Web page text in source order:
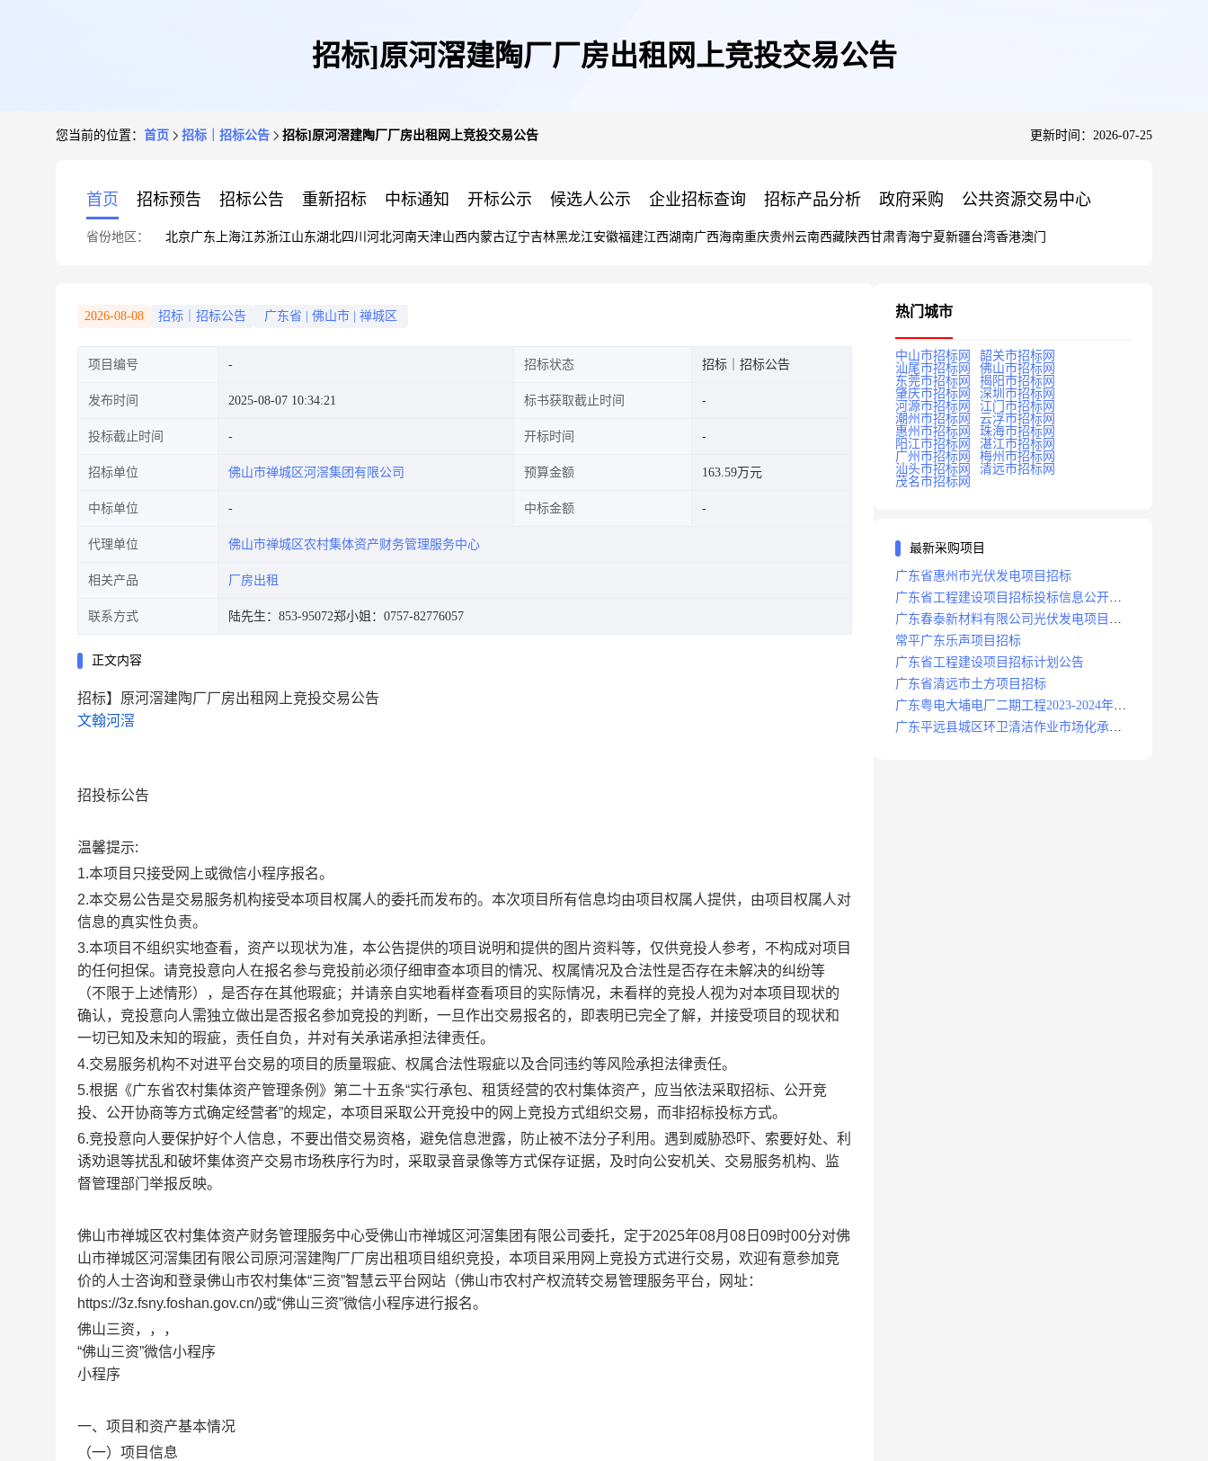
招标]原河滘建陶厂厂房出租网上竞投交易公告
您当前的位置： 首页 招标｜招标公告 招标]原河滘建陶厂厂房出租网上竞投交易公告 更新时间：2026-07-25
首页 招标预告 招标公告 重新招标 中标通知 开标公示 候选人公示 企业招标查询 招标产品分析 政府采购 公共资源交易中心
省份地区： 北京广东 上海江苏浙江山东湖北四川 河北河南天津山西内蒙古辽宁吉林黑龙江安徽福建江西湖南广西海南重庆贵州 云南西藏陕西甘肃青海宁夏新疆台湾香港澳门
2026-08-08 招标｜招标公告 广东省 佛山市 禅城区
项目编号 招标状态 招标｜招标公告
发布时间 2025-08-07 10:34:21 标书获取截止时间
投标截止时间 开标时间
招标单位 佛山市禅城区河滘集团有限公司 预算金额 163.59万元
中标单位 中标金额
代理单位 佛山市禅城区农村集体资产财务管理服务中心
相关产品 厂房出租
联系方式 陆先生：853-95072郑小姐：0757-82776057
正文内容
招标】原河滘建陶厂厂房出租网上竞投交易公告
文翰河滘
招投标公告
温馨提示:
1.本项目只接受网上或微信小程序报名。
2.本交易公告是交易服务机构接受本项目权属人的委托而发布的。本次项目所有信息均由项目权属人提供，由项目权属人对
信息的真实性负责。
3.本项目不组织实地查看，资产以现状为准，本公告提供的项目说明和提供的图片资料等，仅供竞投人参考，不构成对项目
的任何担保。请竞投意向人在报名参与竞投前必须仔细审查本项目的情况、权属情况及合法性是否存在未解决的纠纷等
（不限于上述情形），是否存在其他瑕疵；并请亲自实地看样查看项目的实际情况，未看样的竞投人视为对本项目现状的
确认，竞投意向人需独立做出是否报名参加竞投的判断，一旦作出交易报名的，即表明已完全了解，并接受项目的现状和
一切已知及未知的瑕疵，责任自负，并对有关承诺承担法律责任。
4.交易服务机构不对进平台交易的项目的质量瑕疵、权属合法性瑕疵以及合同违约等风险承担法律责任。
5.根据《广东省农村集体资产管理条例》第二十五条“实行承包、租赁经营的农村集体资产，应当依法采取招标、公开竞
投、公开协商等方式确定经营者”的规定，本项目采取公开竞投中的网上竞投方式组织交易，而非招标投标方式。
6.竞投意向人要保护好个人信息，不要出借交易资格，避免信息泄露，防止被不法分子利用。遇到威胁恐吓、索要好处、利
诱劝退等扰乱和破坏集体资产交易市场秩序行为时，采取录音录像等方式保存证据，及时向公安机关、交易服务机构、监
督管理部门举报反映。
佛山市禅城区农村集体资产财务管理服务中心受佛山市禅城区河滘集团有限公司委托，定于2025年08月08日09时00分对佛
山市禅城区河滘集团有限公司原河滘建陶厂厂房出租项目组织竞投，本项目采用网上竞投方式进行交易，欢迎有意参加竞
价的人士咨询和登录佛山市农村集体“三资”智慧云平台网站（佛山市农村产权流转交易管理服务平台，网址：
https://3z.fsny.foshan.gov.cn/)或“佛山三资”微信小程序进行报名。
佛山三资，，，
“佛山三资”微信小程序
小程序
一、项目和资产基本情况
（一）项目信息
热门城市
中山市招标网
韶关市招标网
汕尾市招标网
佛山市招标网
东莞市招标网
揭阳市招标网
肇庆市招标网
深圳市招标网
河源市招标网
江门市招标网
潮州市招标网
云浮市招标网
惠州市招标网
珠海市招标网
阳江市招标网
湛江市招标网
广州市招标网
梅州市招标网
汕头市招标网
清远市招标网
茂名市招标网
最新采购项目
广东省惠州市光伏发电项目招标
广东省工程建设项目招标投标信息公开目
录
广东春泰新材料有限公司光伏发电项目招
标
常平广东乐声项目招标
广东省工程建设项目招标计划公告
广东省清远市土方项目招标
广东粤电大埔电厂二期工程2023-2024年度
安保服务项目招标公告
广东平远县城区环卫清洁作业市场化承包